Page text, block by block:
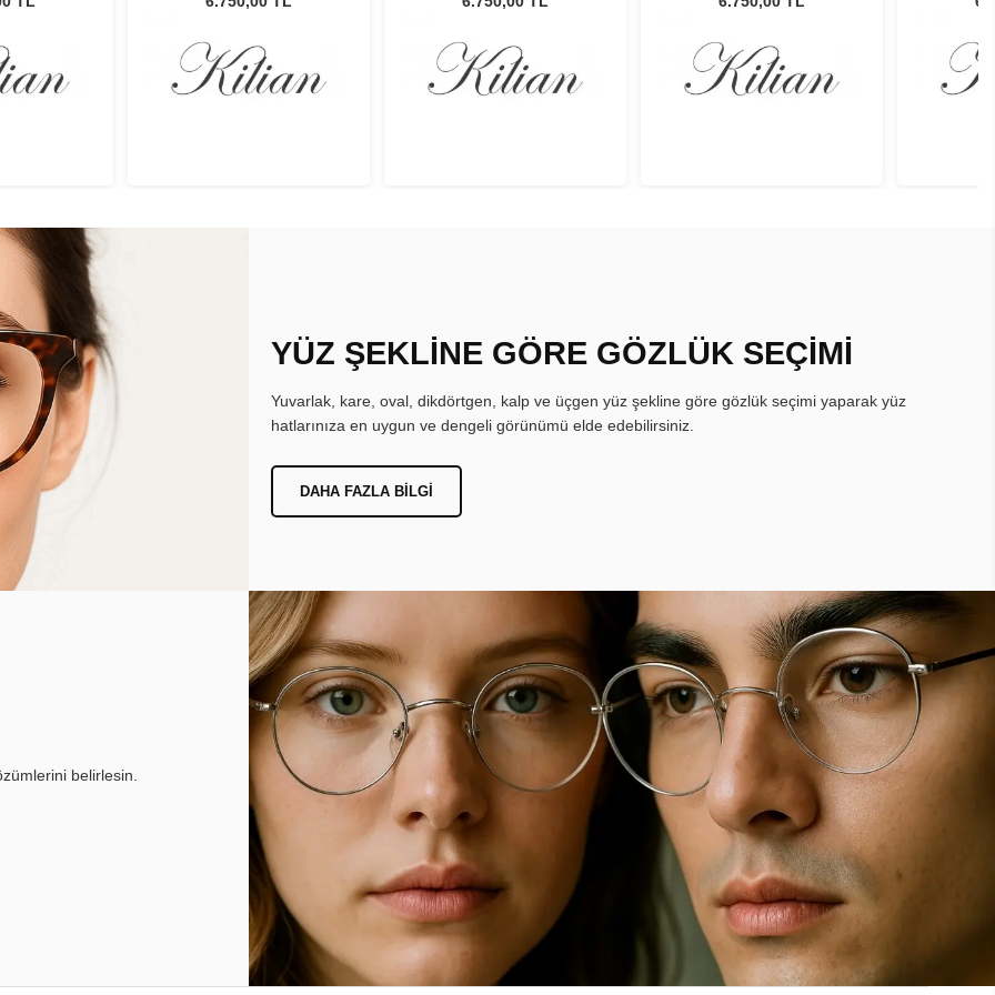
YÜZ ŞEKLİNE GÖRE GÖZLÜK SEÇİMİ
Yuvarlak, kare, oval, dikdörtgen, kalp ve üçgen yüz şekline göre gözlük seçimi yaparak yüz
hatlarınıza en uygun ve dengeli görünümü elde edebilirsiniz.
DAHA FAZLA BILGI
belirlesin.